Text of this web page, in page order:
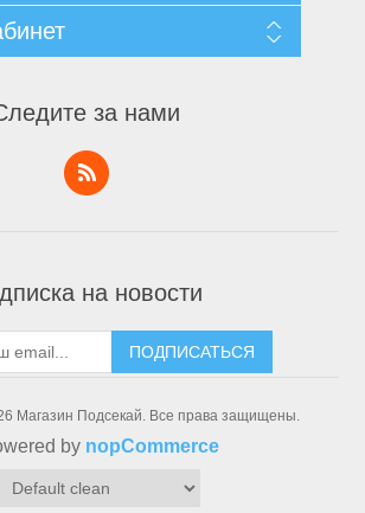
снаряжение
соглашение
поставщика
за нами
на новости
ПОДПИСАТЬСЯ
Магазин Подсекай. Все права защищены.
by nopCommerce